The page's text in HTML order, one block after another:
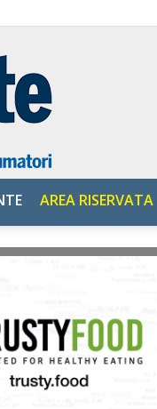
AREA RISERVATA